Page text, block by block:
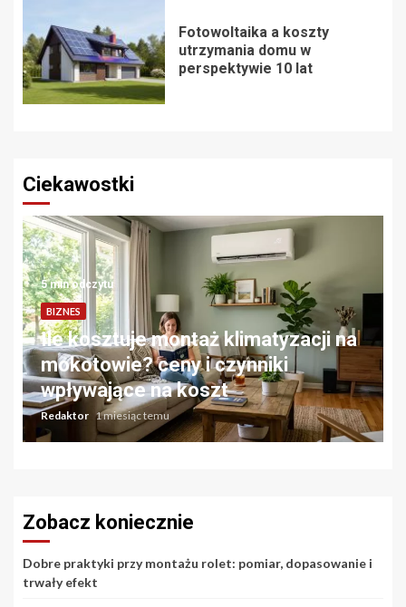
Fotowoltaika a koszty
utrzymania domu w
perspektywie 10 lat
Ciekawostki
5 min odczytu
BIZNES
Ile kosztuje montaż klimatyzacji na
mokotowie? ceny i czynniki
wpływające na koszt
Redaktor 1 miesiąc temu
Zobacz koniecznie
Dobre praktyki przy montażu rolet: pomiar, dopasowanie i
trwały efekt